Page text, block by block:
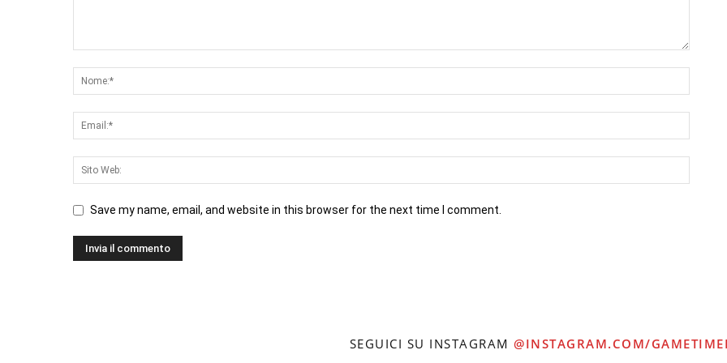
Save my name, email, and website in this browser for the next time I comment.
SEGUICI SU INSTAGRAM @INSTAGRAM.COM/